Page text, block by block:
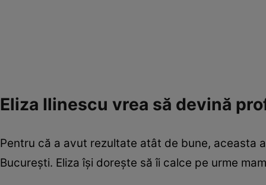
Eliza Ilinescu vrea să devină
Pentru că a avut rezultate atât de bune, aceasta
București. Eliza își dorește să îi calce pe urme